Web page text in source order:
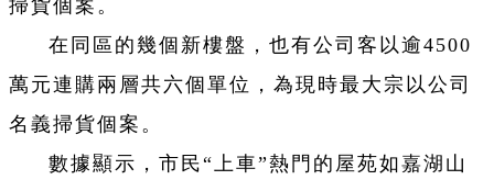
掃貨個案。
在同區的幾個新樓盤，也有公司客以逾4500
萬元連購兩層共六個單位，為現時最大宗以公司
名義掃貨個案。
數據顯示，市民“上車”熱門的屋苑如嘉湖山